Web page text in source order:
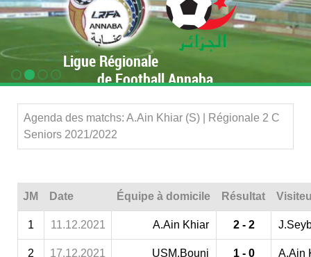
Ligue Régionale
de Football Annaba
Agenda des matchs: A.Ain Khiar (S) | Régionale 2 C
Seniors 2021/2022
JM Date Équipe à domicile Résultat
1 11.12.2021 A.Ain Khiar 2 - 2
2 17.12.2021 USM.Bouni 1 - 0 A.Ain